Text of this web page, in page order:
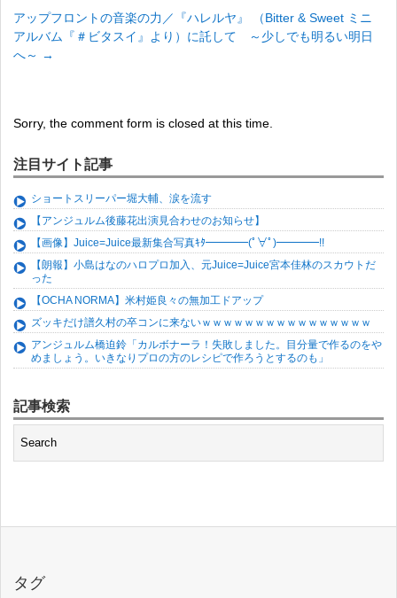
アップフロントの音楽の力／『ハレルヤ』 （Bitter & Sweet ミニ
アルバム『＃ビタスイ』より）に託して ～少しでも明るい明日
へ～ →
Sorry, the comment form is closed at this time.
注目サイト記事
ショートスリーパー堀大輔、涙を流す
【アンジュルム後藤花出演見合わせのお知らせ】
【画像】Juice=Juice最新集合写真ｷﾀ━━━━(ﾟ∀ﾟ)━━━━!!
【朗報】小島はなのハロプロ加入、元Juice=Juice宮本佳林のスカウトだ
った
【OCHA NORMA】米村姫良々の無加工ドアップ
ズッキだけ譜久村の卒コンに来ないｗｗｗｗｗｗｗｗｗｗｗｗｗｗｗｗ
アンジュルム橋迫鈴「カルボナーラ！失敗しました。目分量で作るのをや
めましょう。いきなりプロの方のレシピで作ろうとするのも」
記事検索
タグ